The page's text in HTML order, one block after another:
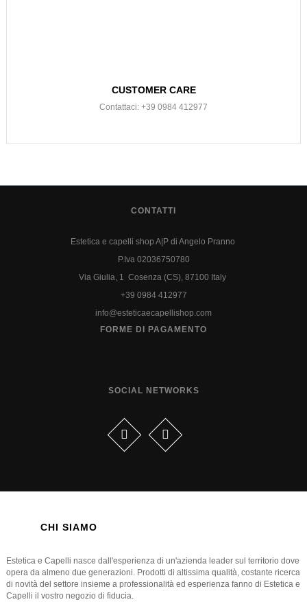
CUSTOMER CARE
Contattaci: +39 0984 412977
CONTATTI
Estetica e capelli shop A|P di Angelo Pranno
P.Iva 02036750780
Via Giulia, 1 Cosenza (CS), 87100 Italy
+39 0984 412977
info@esteticaecapellishop.com
FORME DI PAGAMENTO
SOCIAL NETWORKS
CHI SIAMO
Estetica e Capelli nasce dall'esperienza di un'azienda leader sul territorio dove
opera da almeno due generazioni. Prodotti di altissima qualità, costante ricerca
di novità del settore insieme a professionalità ed esperienza fanno di Estetica e
Capelli il vostro negozio di fiducia.